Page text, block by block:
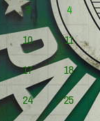
3
4
10
11
17
18
24
25